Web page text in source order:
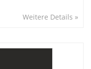
Weitere Details »